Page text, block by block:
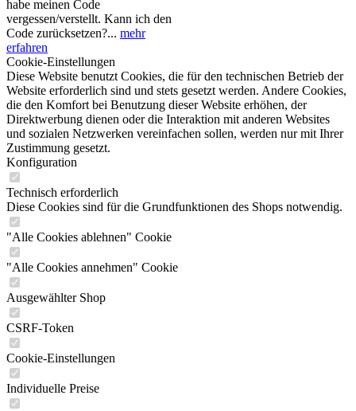
habe meinen Code
vergessen/verstellt. Kann ich den
Code zurücksetzen?... mehr
erfahren
Cookie-Einstellungen
Diese Website benutzt Cookies, die für den technischen Betrieb der
Website erforderlich sind und stets gesetzt werden. Andere Cookies,
die den Komfort bei Benutzung dieser Website erhöhen, der
Direktwerbung dienen oder die Interaktion mit anderen Websites
und sozialen Netzwerken vereinfachen sollen, werden nur mit Ihrer
Zustimmung gesetzt.
Konfiguration
Technisch erforderlich
Diese Cookies sind für die Grundfunktionen des Shops notwendig.
"Alle Cookies ablehnen" Cookie
"Alle Cookies annehmen" Cookie
Ausgewählter Shop
CSRF-Token
Cookie-Einstellungen
Individuelle Preise